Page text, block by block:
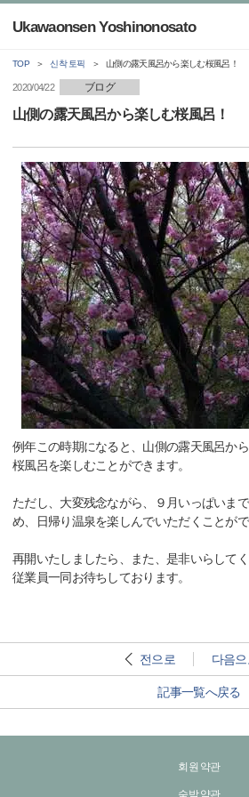
Ukawaonsen Yoshinonosato
TOP 신착 토픽 山側の露天風呂から楽しむ桜風呂！
2020/04/22 ブログ
山側の露天風呂から楽しむ桜風呂！
例年この時期になると、山側の露天風呂か
桜風呂を楽しむことができます。
ただし、大変残念ながら、９月いっぱいま
め、日帰り温泉を楽しんでいただくことがで
再開いたしましたら、また、是非いらしてく
従業員一同お待ちしております。
전으로 다음으
記事一覧へ戻る
회원 약관
숙박 약관